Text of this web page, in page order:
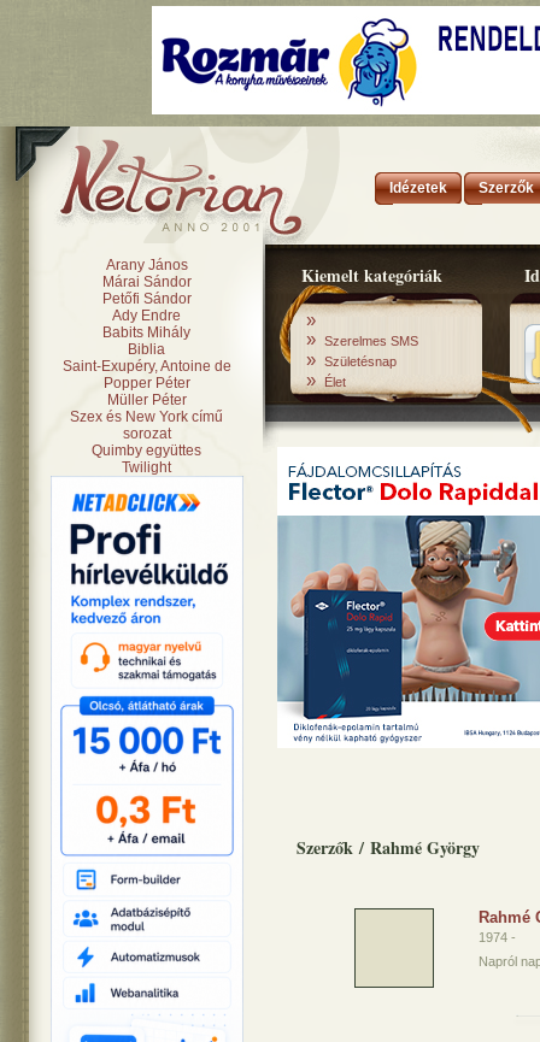
Idézetek Szerzők
Kiemelt kategóriák
»
» Szerelmes SMS
» Születésnap
» Élet
Arany János
Márai Sándor
Petőfi Sándor
Ady Endre
Babits Mihály
Biblia
Saint-Exupéry, Antoine de
Popper Péter
Müller Péter
Szex és New York című
sorozat
Quimby együttes
Twilight
Szerzők / Rahmé György
Rahmé
1974 -
Napról